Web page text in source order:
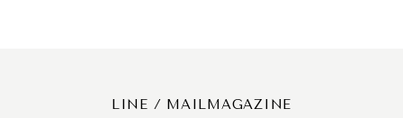
LINE / MAILMAGAZINE